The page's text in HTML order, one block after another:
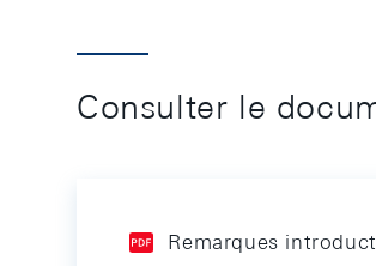
Consulter le
Remarques